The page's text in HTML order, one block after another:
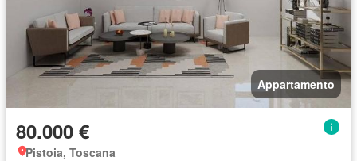
Appartamento
80.000 €
Pistoia, Toscana